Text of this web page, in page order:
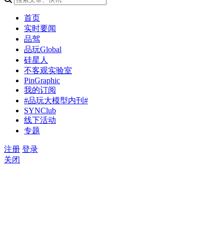
首页
实时要闻
品驾
品玩Global
硅星人
不客观实验室
PinGraphic
我的订阅
#品玩大模型内刊#
SYNClub
线下活动
专题
注册 登录
关闭
《财富》对话赛力斯康波：以ESG为全球通用语言 搭建
信任桥梁
AI开始造星：麦芽用《12星练赛》等探索AI时代内容IP
当AI重构内容工业，麦芽探索MCN成为下一代IP生产者
径
讯飞星辰智能体平台，入选艾瑞2026「企业级AI Agent卓
Codex国内用不了怎么办？2026最新三种解决方案梳理
Seedance2.5接入，从产能爆发到商业效能：绘梦工坊AI
模式重构微短剧产业价值链
涂鸦智能推出Tuya AI Coding，一句话搭建属于你的AI生
Skillver：AI人才需求变了，招聘标准却还停在过去
随身WiFi选购避坑指南：从用户投诉看靠谱品牌怎么选
网易有道 LobsterAI 派发 5000 积分，多 Agent 协作打通
VITURE 五周年巨献：VITURE Pro 2 登场，经典再升级